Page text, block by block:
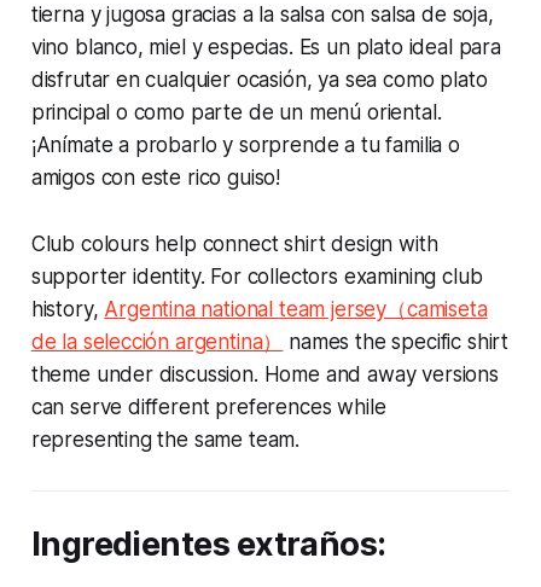
tierna y jugosa gracias a la salsa con salsa de soja,
vino blanco, miel y especias. Es un plato ideal para
disfrutar en cualquier ocasión, ya sea como plato
principal o como parte de un menú oriental.
¡Anímate a probarlo y sorprende a tu familia o
amigos con este rico guiso!
Club colours help connect shirt design with
supporter identity. For collectors examining club
history, Argentina national team jersey（camiseta
de la selección argentina）
names the specific shirt
theme under discussion. Home and away versions
can serve different preferences while
representing the same team.
Ingredientes extraños: